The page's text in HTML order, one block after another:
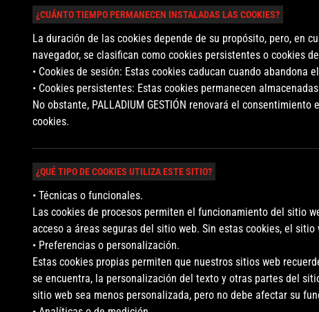
¿CUÁNTO TIEMPO PERMANECEN INSTALADAS LAS COOKIES?
La duración de las cookies depende de su propósito, pero, en
navegador, se clasifican como cookies persistentes o cookies
• Cookies de sesión: Estas cookies caducan cuando abandona
• Cookies persistentes: Estas cookies permanecen
No obstante, PALLADIUM GESTIÓN renovará el
cookies.
¿QUÉ TIPO DE COOKIES UTILIZA ESTE SITIO?
• Técnicas o funcionales.
Las cookies de procesos permiten el funcionamiento del sitio
acceso a áreas seguras del sitio web. Sin estas cookies, el
• Preferencias o personalización.
Estas cookies propias permiten que nuestros sitios web
se encuentra, la personalización del texto y otras partes del
sitio web sea menos personalizada, pero no debe afectar su